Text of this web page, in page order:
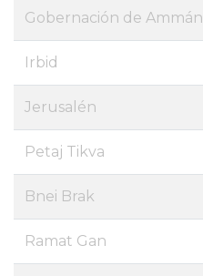
Gobernación de Ammán
Irbid
Jerusalén
Petaj Tikva
Bnei Brak
Ramat Gan